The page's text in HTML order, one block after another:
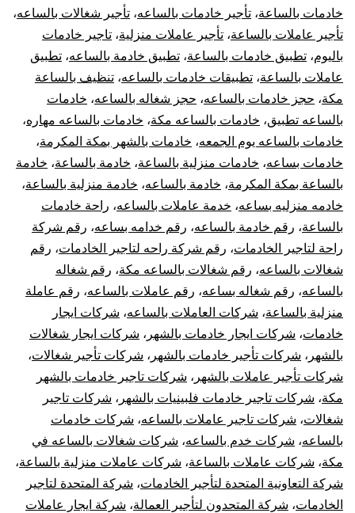
خادمات بالساعة، تأجير خادمات بالساعه، تأجير شغالات بالساعه،
تأجير عاملات بالساعة، تأجير عاملات منزلية، تاجير خادمات
باليوم، تطبيق خادمات بالساعة، تطبيق خادمة بالساعه، تطبيق
عاملات بالساعة، تطبيقات خادمات بالساعه، تنظيف بالساعة
مكة، حجز خادمات بالساعه، حجز شغاله بالساعه، خادمات
بالساعه تطبيق، خادمات بالساعه مكة، خادمات بالساعه مهاره،
خادمات بالساعه يوم الجمعه، خادمات بالشهر بمكة المكرمة،
خادمات بساعه، خادمات منزلية بالساعة، خادمة بالساعة، خادمة
بالساعة بمكة المكرمة، خادمة بالساعه، خادمة منزلية بالساعة،
خادمه منزليه بساعه، خدمة عاملات بالساعه، راحة خادمات
بالساعة، رقم خادمة بالساعه، رقم خدامه بساعه، رقم شركة
راحة لتاجير الخادمات، رقم شركة راحه لتاجير الخادمات، رقم
شغالات بالساعه، رقم شغالات بالساعه مكة، رقم شغاله
بالساعه، رقم شغاله بساعه، رقم عاملات بالساعه، رقم عاملة
منزلية بالساعة، شركات العاملات بالساعه، شركات ايجار
خادمات، شركات ايجار خادمات بالشهر ، شركات ايجار شغالات
بالشهر ، شركات تأجير خادمات بالشهر ، شركات تأجير شغالات،
شركات تأجير عاملات بالشهر ، شركات تاجير خادمات بالشهر
مكة، شركات تاجير خادمات فلبينيات بالشهر ، شركات تاجير
شغالات، شركات تاجير عاملات بالساعه، شركات خادمات
بالساعه، شركات خدم بالساعه، شركات شغالات بالساعه في
مكة، شركات عاملات بالساعة، شركات عاملات منزلية بالساعة،
شركة التعاونية المتحدة لتأجير الخادمات، شركة المتحدة لتاجير
الخادمات، شركة المتحدون لتأجير العمالة، شركة ايجار عاملات